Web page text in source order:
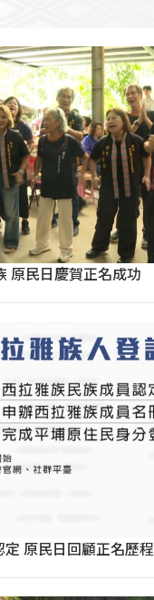
原民日慶賀正名成功
原民日回顧正名歷程